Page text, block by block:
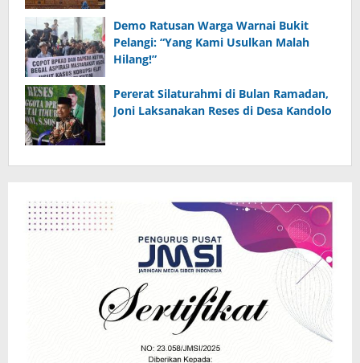
Demo Ratusan Warga Warnai Bukit
Pelangi: “Yang Kami Usulkan Malah
Hilang!”
Pererat Silaturahmi di Bulan Ramadan,
Joni Laksanakan Reses di Desa Kandolo